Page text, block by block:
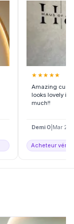
★ ★★ ★★
Amazing
looks lovely in
much!!
Demi O Mar 27,
Acheteur